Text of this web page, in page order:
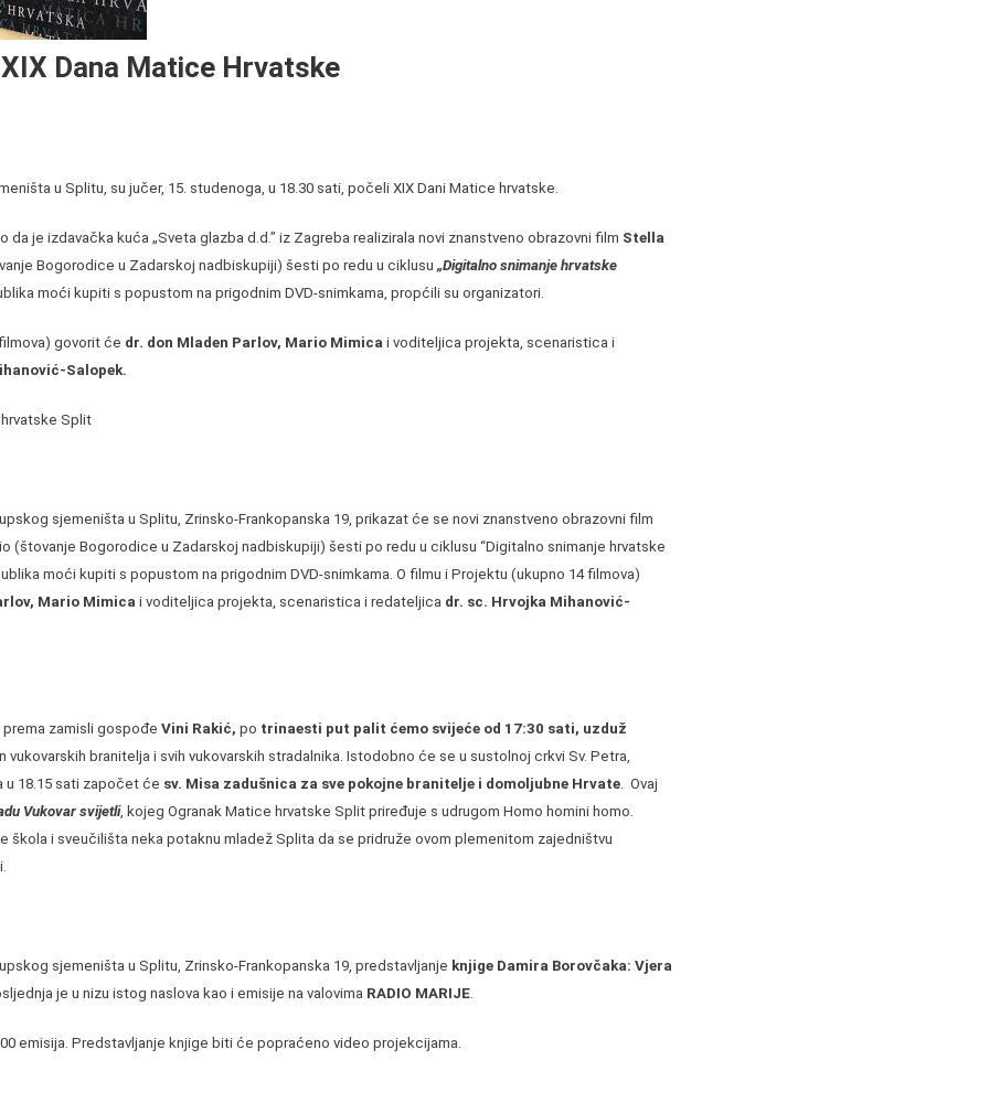
Dana Matice Hrvatske
u Splitu, su jučer, 15. studenoga, u 18.30 sati, počeli XIX Dani Matice hrvatske.
da je izdavačka kuća „Sveta glazba d.d.” iz Zagreba realizirala novi znanstveno obrazovni film Stella
Bogorodice u Zadarskoj nadbiskupiji) šesti po redu u ciklusu „Digitalno snimanje hrvatske
moći kupiti s popustom na prigodnim DVD-snimkama, propćili su organizatori.
govorit će dr. don Mladen Parlov, Mario Mimica i voditeljica projekta, scenaristica i
Salopek.
ske Split
sjemeništa u Splitu, Zrinsko-Frankopanska 19, prikazat će se novi znanstveno obrazovni film
(štovanje Bogorodice u Zadarskoj nadbiskupiji) šesti po redu u ciklusu “Digitalno snimanje hrvatske
moći kupiti s popustom na prigodnim DVD-snimkama. O filmu i Projektu (ukupno 14 filmova)
Mario Mimica i voditeljica projekta, scenaristica i redateljica dr. sc. Hrvojka Mihanović-
zamisli gospođe Vini Rakić, po trinaesti put palit ćemo svijeće od 17:30 sati, uzduž
vukovarskih branitelja i svih vukovarskih stradalnika. Istodobno će se u sustolnoj crkvi Sv. Petra,
u 18.15 sati započet će sv. Misa zadušnica za sve pokojne branitelje i domoljubne Hrvate. Ovaj
Vukovar svijetli, kojeg Ogranak Matice hrvatske Split priređuje s udrugom Homo homini homo.
škola i sveučilišta neka potaknu mladež Splita da se pridruže ovom plemenitom zajedništvu
sjemeništa u Splitu, Zrinsko-Frankopanska 19, predstavljanje knjige Damira Borovčaka: Vjera
je u nizu istog naslova kao i emisije na valovima RADIO MARIJE.
emisija. Predstavljanje knjige biti će popraćeno video projekcijama.